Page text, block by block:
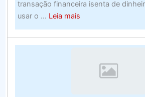
transação financeira isenta de
usar o ... Leia maisabout
o
software